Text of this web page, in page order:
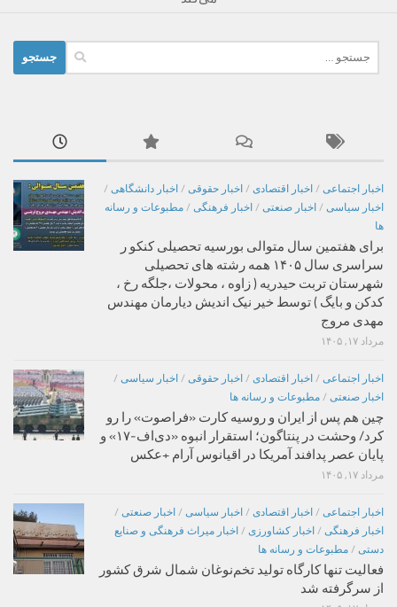
برای:
اخبار اجتماعی / اخبار اقتصادی / اخبار حقوقی / اخبار دانشگاهی /
اخبار سیاسی / اخبار صنعتی / اخبار فرهنگی / مطبوعات و رسانه
ها
برای هفتمین سال متوالی بورسیه تحصیلی کنکو ر
سراسری سال ۱۴۰۵ همه رشته های تحصیلی
شهرستان تربت حیدریه ( زاوه ، محولات ،جلگه رخ ،
کدکن و بایگ ) توسط خیر نیک اندیش دیارمان مهندس
مهدی مروج
مرداد ۱۷, ۱۴۰۵
اخبار اجتماعی / اخبار اقتصادی / اخبار حقوقی / اخبار سیاسی /
اخبار صنعتی / مطبوعات و رسانه ها
چین هم پس از ایران و روسیه کارت «فراصوت» را رو
کرد/ وحشت در پنتاگون؛ استقرار انبوه «دی‌اف‑۱۷» و
پایان عصر پدافند آمریکا در اقیانوس آرام +عکس
مرداد ۱۷, ۱۴۰۵
اخبار اجتماعی / اخبار اقتصادی / اخبار سیاسی / اخبار صنعتی /
اخبار فرهنگی / اخبار کشاورزی / اخبار میراث فرهنگی و صنایع
دستی / مطبوعات و رسانه ها
فعالیت تنها کارگاه تولید تخم‌نوغان شمال شرق کشور
از سرگرفته شد